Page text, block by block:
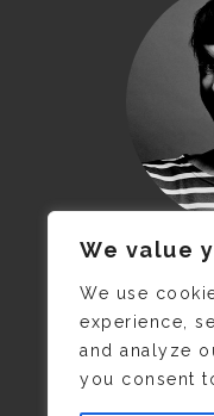
We value
We use
experience,
and analyze
you consent
JE
C’EST
PRIS